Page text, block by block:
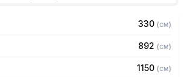
с предустановленной опцией
330 (см)
892 (см)
1150 (см)